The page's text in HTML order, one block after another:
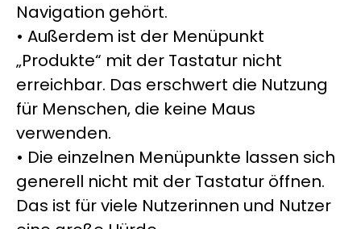
Navigation gehört.
• Außerdem ist der Menüpunkt
„Produkte“ mit der Tastatur nicht
erreichbar. Das erschwert die Nutzung
für Menschen, die keine Maus
verwenden.
• Die einzelnen Menüpunkte lassen sich
generell nicht mit der Tastatur öffnen.
Das ist für viele Nutzerinnen und Nutzer